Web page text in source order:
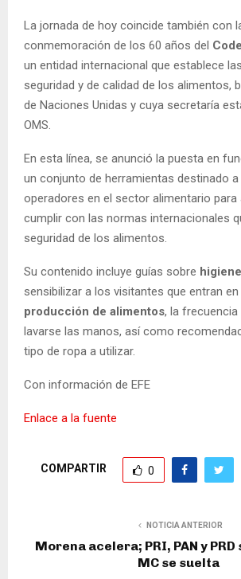
La jornada de hoy coincide también con
conmemoración de los 60 años del
un entidad internacional que establece
seguridad y de calidad de los alimentos,
de Naciones Unidas y cuya secretaría
OMS.
En esta línea, se anunció la puesta en
un conjunto de herramientas destinado
operadores en el sector alimentario para
cumplir con las normas internacionales
seguridad de los alimentos.
Su contenido incluye guías sobre higiene
sensibilizar a los visitantes que entran
producción de alimentos, la
lavarse las manos, así como
tipo de ropa a utilizar.
Con información de EFE
Enlace a la fuente
COMPARTIR 0
NOTICIA ANTERIOR
Morena acelera; PRI, PAN y
MC se suelta